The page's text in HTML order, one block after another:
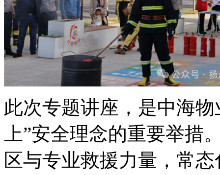
此次专题讲座，是中海
上”安全理念的重要举措
区与专业救援力量，常